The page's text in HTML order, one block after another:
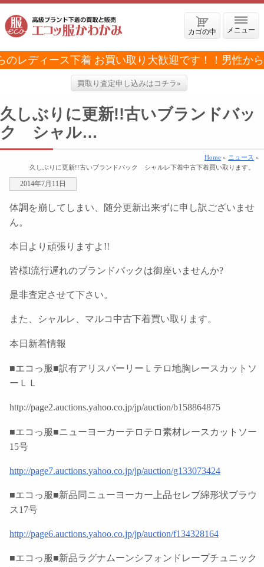
メニュー
カゴの中
レディース下着 お買い取り大歓迎です！！男性から
買取り査定申し込みはコチラ»
久しぶりに更新!!古いブランドバッ
ク シャル…
Home » ニュース »
久しぶりに更新!!古いブランドバック シャルレ下着中古下着買い取ります。
2014年7月11日
体調を崩してしまい、随分更新出来ずに申し訳ございませ
ん。
本日より頑張りますよ!!
皆様l流行遅れのブランドバックは御座いませんか?
是非査定させて下さい。
また、シャルレ、マルコ中古下着買い取ります。
本日新着情報
■エコっ服■訳有アリスバーリーＬテロ地胸レースカットソ
ーＬＬ
http://page2.auctions.yahoo.co.jp/jp/auction/b158864875
■エコっ服■ニューヨーカーテロテロ素材レースカットソー
15号
http://page7.auctions.yahoo.co.jp/jp/auction/g133073424
■エコっ服■新品同ニューヨーカー上品セレブ綿形状ブラウ
ス17号
http://page6.auctions.yahoo.co.jp/jp/auction/f134328164
■エコっ服■新品ラグナムーンシフォンドレープチュニック